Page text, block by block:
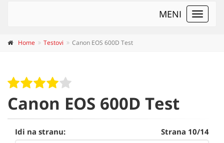
Toggle
MENI
Home Testovi Canon EOS 600D Test
Canon EOS 600D Test
Idi na stranu: Strana 10/14